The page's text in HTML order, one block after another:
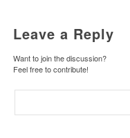
Leave a Reply
Want to join the discussion?
Feel free to contribute!